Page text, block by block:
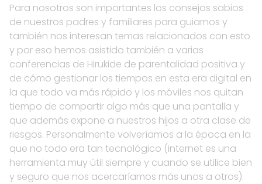
Para nosotros son importantes los consejos sabios
de nuestros padres y familiares para guiarnos y
también nos interesan temas relacionados con esto
y por eso hemos asistido también a varias
conferencias de Hirukide de parentalidad positiva y
de cómo gestionar los tiempos en esta era digital en
la que todo va más rápido y los móviles nos quitan
tiempo de compartir algo más que una pantalla y
que además expone a nuestros hijos a otra clase de
riesgos. Personalmente volveríamos a la época en la
que no todo era tan tecnológico (internet es una
herramienta muy útil siempre y cuando se utilice bien
y seguro que nos acercaríamos más unos a otros).